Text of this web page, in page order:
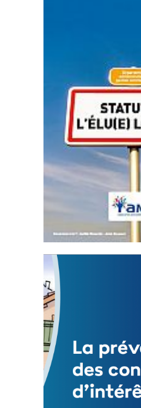
Statut de l’élu local
3 avril 2024
Mise à jour avril 2024
FEUILLETER